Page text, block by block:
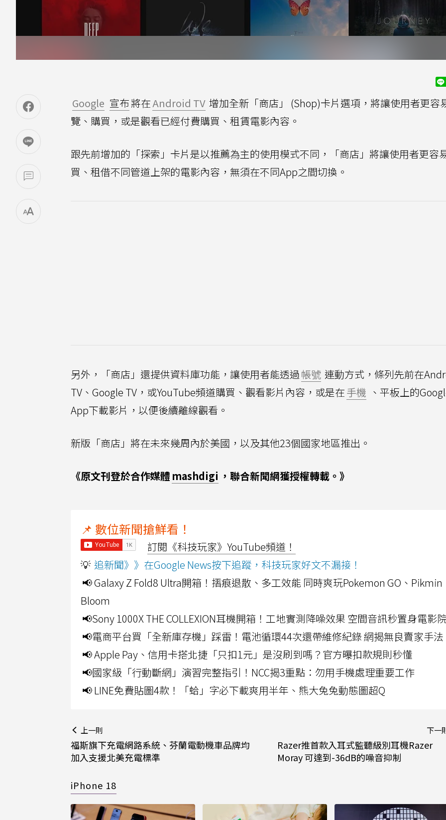
Google 宣布將在Android TV 增加全新「商店」 (Shop)卡片選項，將讓使用者更容
覽、購買，或是觀看已經付費購買、租賃電影內容。
跟先前增加的「探索」卡片是以推薦為主的使用模式不同，「商店」將讓使用者更容
買、租借不同管道上架的電影內容，無須在不同App之間切換。
另外，「商店」還提供資料庫功能，讓使用者能透過帳號 連動方式，條列先前在
TV、Google TV，或YouTube頻道購買、觀看影片內容，或是在手機 、平板上的
App下載影片，以便後續離線觀看。
新版「商店」將在未來幾周內於美國，以及其他23個國家地區推出。
《原文刊登於合作媒體 mashdigi ，聯合新聞網獲授權轉載。》
📌 數位新聞搶鮮看！
訂閱《科技玩家》YouTube頻道！
💡 追新聞》》在Google News按下追蹤，科技玩家好文不漏接！
📢 Galaxy Z Fold8 Ultra開箱！摺痕退散、多工效能 同時爽玩Pokemon GO、Pikmin
Bloom
📢Sony 1000X THE COLLEXION耳機開箱！工地實測降噪效果 空間音訊秒置身電影
📢電商平台買「全新庫存機」踩雷！電池循環44次還帶維修紀錄 網揭無良賣家手法
📢 Apple Pay、信用卡搭北捷「只扣1元」是沒刷到嗎？官方曝扣款規則秒懂
📢國家級「行動斷網」演習完整指引！NCC揭3重點：勿用手機處理重要工作
📢 LINE免費貼圖4款！「蛤」字必下載爽用半年、熊大兔兔動態圖超Q
上一則
福斯旗下充電網路系統、芬蘭電動機車品牌均
加入支援北美充電標準
下一
Razer推首款入耳式監聽級別耳機Razer
Moray 可達到-36dB的噪音抑制
iPhone 18